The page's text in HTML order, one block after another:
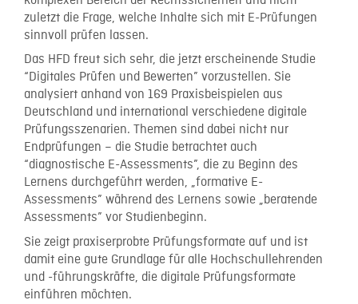
zuletzt die Frage, welche Inhalte sich mit E-Prüfungen
sinnvoll prüfen lassen.
Das HFD freut sich sehr, die jetzt erscheinende Studie
“Digitales Prüfen und Bewerten” vorzustellen. Sie
analysiert anhand von 169 Praxisbeispielen aus
Deutschland und international verschiedene digitale
Prüfungsszenarien. Themen sind dabei nicht nur
Endprüfungen – die Studie betrachtet auch
“diagnostische E-Assessments”, die zu Beginn des
Lernens durchgeführt werden, „formative E-
Assessments” während des Lernens sowie „beratende
Assessments” vor Studienbeginn.
Sie zeigt praxiserprobte Prüfungsformate auf und ist
damit eine gute Grundlage für alle Hochschullehrenden
und -führungskräfte, die digitale Prüfungsformate
einführen möchten.